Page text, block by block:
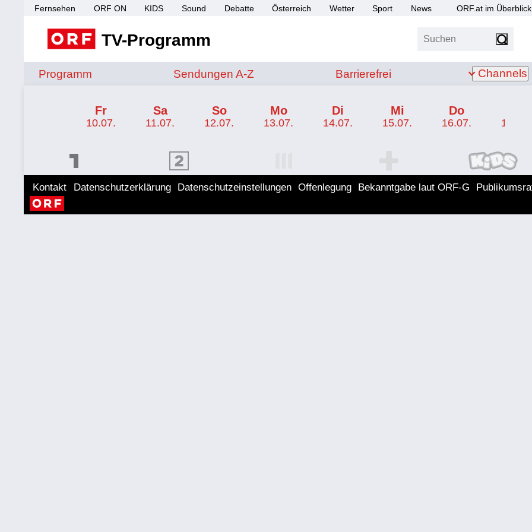
Fernsehen ORF ON KIDS Sound Debatte Österreich Wetter Sport News ORF.at im Überblick
TV-Programm Suchen
Programm Sendungen von A bis Z
Sendungen A-Z Barrierefrei
Barrierefrei Channels
Fr
10.07.
Sa
11.07.
So
12.07.
Mo
13.07.
Di
14.07.
Mi
15.07.
Do
16.07. 17.07.
ORF 2 Programm ORF KIDS Programm
Kontakt Datenschutzerklärung Datenschutzeinstellungen Offenlegung Bekanntgabe laut ORF-G